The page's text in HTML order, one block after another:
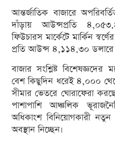
আন্তর্জাতিক বাজারে
দাঁড়ায় আউন্সপ্রতি
ফিউচারস মার্কেটে মার্কিন
প্রতি আউন্স ৪,১১৪.৩০ ডলারে
বাজার সংশ্লিষ্ট বিশেষজ্ঞদের
বেশ কিছুদিন ধরেই ৪,০০০
সীমার ভেতরে ঘোরাফেরা
পাশাপাশি আঞ্চলিক
অধিকাংশ বিনিয়োগকারী
অবস্থান নিচ্ছেন।